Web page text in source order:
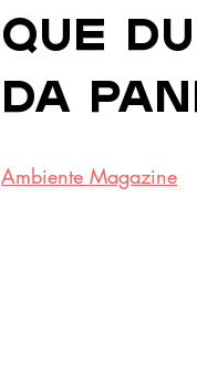
QUE
DA
Ambiente Magazine